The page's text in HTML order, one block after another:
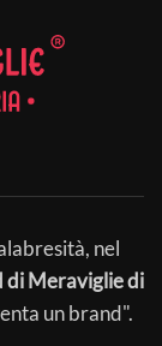
nel
di Meraviglie di
un brand".